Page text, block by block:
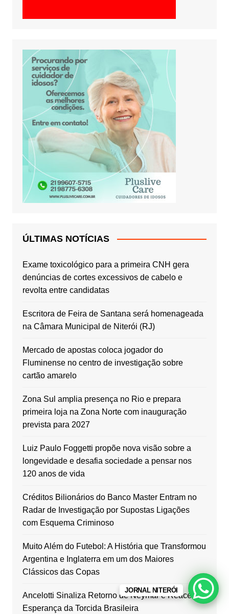
ÚLTIMAS NOTÍCIAS
Exame toxicológico para a primeira CNH gera
denúncias de cortes excessivos de cabelo e
revolta entre candidatas
Escritora de Feira de Santana será homenageada
na Câmara Municipal de Niterói (RJ)
Mercado de apostas coloca jogador do
Fluminense no centro de investigação sobre
cartão amarelo
Zona Sul amplia presença no Rio e prepara
primeira loja na Zona Norte com inauguração
prevista para 2027
Luiz Paulo Foggetti propõe nova visão sobre a
longevidade e desafia sociedade a pensar nos
120 anos de vida
Créditos Bilionários do Banco Master Entram no
Radar de Investigação por Supostas Ligações
com Esquema Criminoso
Muito Além do Futebol: A História que Transformou
Argentina e Inglaterra em um dos Maiores
Clássicos das Copas
Ancelotti Sinaliza Retorno de Neymar e Reacende
Esperança da Torcida Brasileira
JORNAL NITERÓI